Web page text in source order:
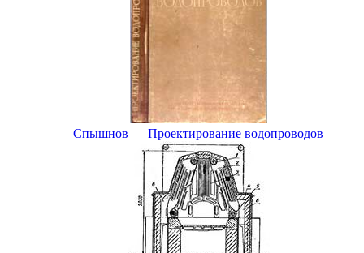
Спышнов — Проектирование водопроводов